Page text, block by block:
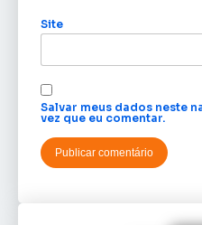
Site
Salvar meus dados neste
vez que eu comentar.